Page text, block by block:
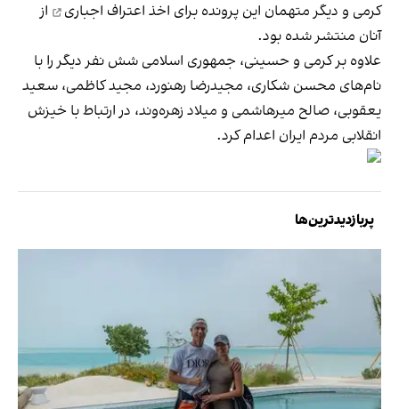
کرمی و دیگر متهمان این پرونده برای اخذ اعتراف اجباری
از
آنان منتشر شده بود.
علاوه بر کرمی و حسینی، جمهوری اسلامی شش نفر دیگر را با
نام‌های محسن شکاری، مجیدرضا رهنورد، مجید کاظمی، سعید
یعقوبی، صالح میرهاشمی و میلاد زهره‌وند، در ارتباط با خیزش
انقلابی مردم ایران اعدام کرد.
پربازدیدترین‌ها